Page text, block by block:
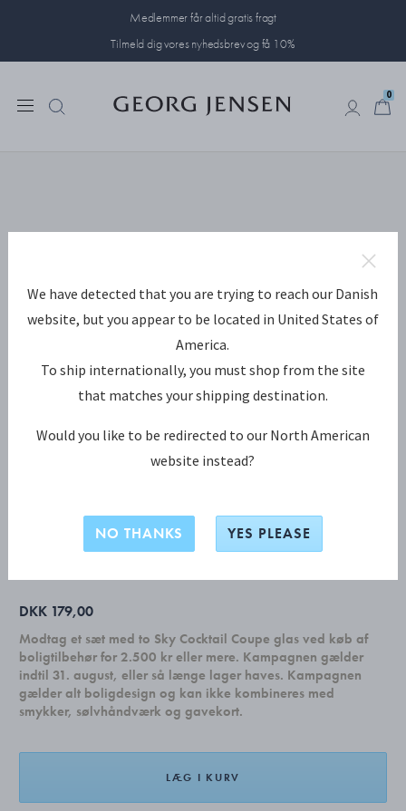
Medlemmer får altid gratis fragt
Tilmeld dig vores nyhedsbrev og få 10%
0
BERNADOTTE KOLLEKTION
Design af Sigvard Bernadotte
DKK 179,00
Modtag et sæt med to Sky Cocktail Coupe glas ved køb af
boligtilbehør for 2.500 kr eller mere. Kampagnen gælder
indtil 31. august, eller så længe lager haves. Kampagnen
gælder alt boligdesign og kan ikke kombineres med
smykker, sølvhåndværk og gavekort.
LÆG I KURV
We have detected that you are trying to reach our Danish
website, but you appear to be located in United States of
America.
To ship internationally, you must shop from the site
that matches your shipping destination.
Would you like to be redirected to our North American
website instead?
NO THANKS YES PLEASE